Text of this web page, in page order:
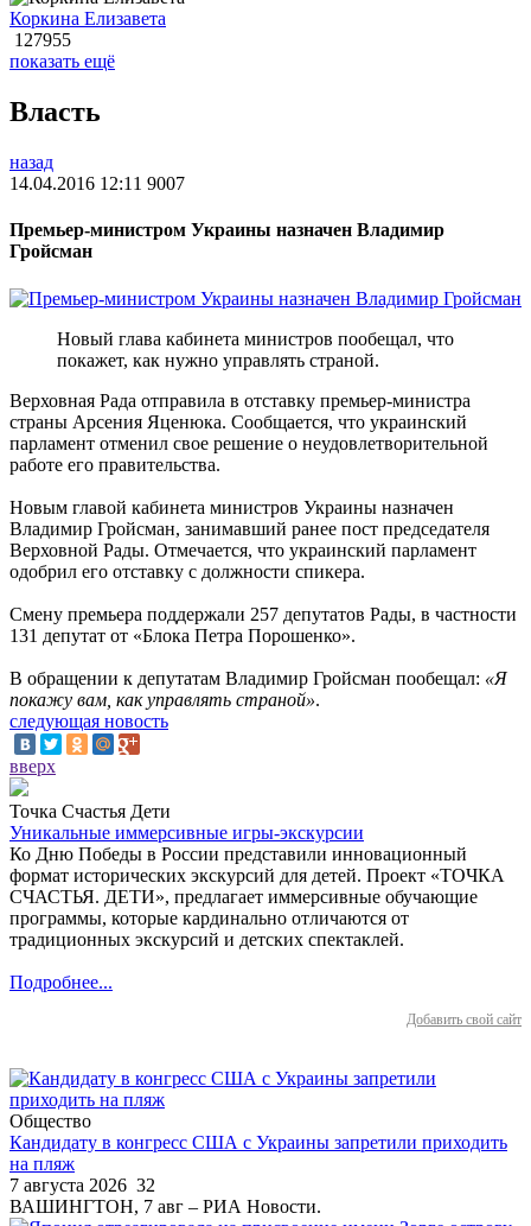
Коркина Елизавета
127955
показать ещё
Власть
назад
14.04.2016 12:11 9007
Премьер-министром Украины назначен Владимир
Гройсман
Новый глава кабинета министров пообещал, что
покажет, как нужно управлять страной.
Верховная Рада отправила в отставку премьер-министра
страны Арсения Яценюка. Сообщается, что украинский
парламент отменил свое решение о неудовлетворительной
работе его правительства.
Новым главой кабинета министров Украины назначен
Владимир Гройсман, занимавший ранее пост председателя
Верховной Рады. Отмечается, что украинский парламент
одобрил его отставку с должности спикера.
Смену премьера поддержали 257 депутатов Рады, в частности
131 депутат от «Блока Петра Порошенко».
В обращении к депутатам Владимир Гройсман пообещал: «Я
покажу вам, как управлять страной».
следующая новость
вверх
Точка Счастья Дети
Уникальные иммерсивные игры-экскурсии
Ко Дню Победы в России представили инновационный
формат исторических экскурсий для детей. Проект «ТОЧКА
СЧАСТЬЯ. ДЕТИ», предлагает иммерсивные обучающие
программы, которые кардинально отличаются от
традиционных экскурсий и детских спектаклей.
Подробнее...
Добавить свой сайт
Общество
Кандидату в конгресс США с Украины запретили приходить
на пляж
7 августа 2026 32
ВАШИНГТОН, 7 авг – РИА Новости.